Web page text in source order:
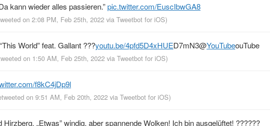
kann wieder alles passieren.”pic.twitter.com/EuscIbwGA8
on 2:08 PM, Feb 25th, 2022 via Tweetbot for iΟS)
World” feat. Gallant ???youtu.be/4pfd5D4xHUED7mN3@YouTubeouTube
on 1:50 AM, Feb 25th, 2022 via Tweetbot for iΟS)
f8kC4jDp9l
on 9:51 AM, Feb 20th, 2022 via Tweetbot for iΟS)
„Etwas” windig, aber spannende Wolken! Ich bin ausgelüftet! ??????